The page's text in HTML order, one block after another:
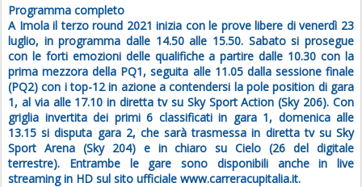
Programma completo
A Imola il terzo round 2021 inizia con le prove libere di venerdì 23
luglio, in programma dalle 14.50 alle 15.50. Sabato si prosegue
con le forti emozioni delle qualifiche a partire dalle 10.30 con la
prima mezzora della PQ1, seguita alle 11.05 dalla sessione finale
(PQ2) con i top-12 in azione a contendersi la pole position di gara
1, al via alle 17.10 in diretta tv su Sky Sport Action (Sky 206). Con
griglia invertita dei primi 6 classificati in gara 1, domenica alle
13.15 si disputa gara 2, che sarà trasmessa in diretta tv su Sky
Sport Arena (Sky 204) e in chiaro su Cielo (26 del digitale
terrestre). Entrambe le gare sono disponibili anche in live
streaming in HD sul sito ufficiale www.carreracupitalia.it.